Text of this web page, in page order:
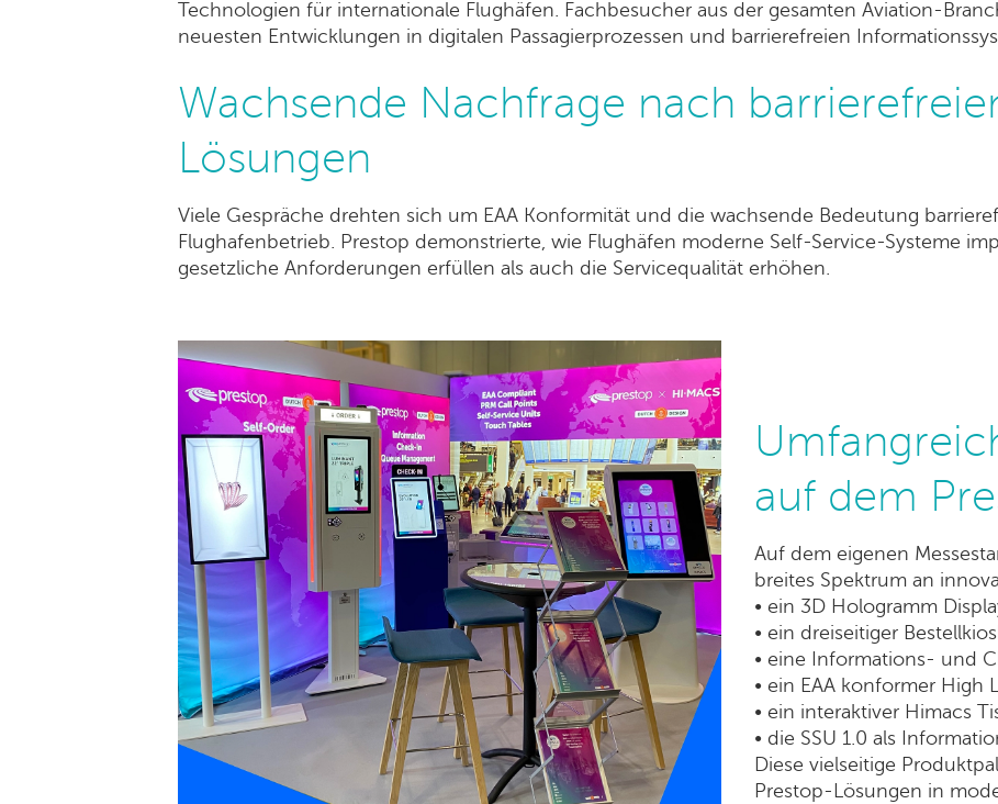
Technologien für internationale Flughäfen. Fachbesucher aus der gesamten Aviation-
neuesten Entwicklungen in digitalen Passagierprozessen und barrierefreien
Wachsende Nachfrage nach
Lösungen
Viele Gespräche drehten sich um EAA Konformität und die wachsende Bedeutung
Flughafenbetrieb. Prestop demonstrierte, wie Flughäfen moderne Self-Service-Systeme
gesetzliche Anforderungen erfüllen als auch die Servicequalität erhöhen.
auf dem
Auf dem eigenen
breites Spektrum an
• ein 3D Hologramm
• ein dreiseitiger
• eine Informations- und
• ein EAA konformer High
• ein interaktiver Himacs
• die SSU 1.0 als
Diese vielseitige
Prestop-Lösungen in